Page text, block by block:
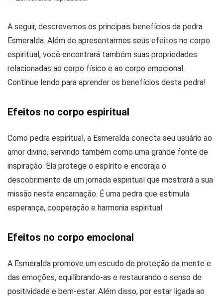
A seguir, descrevemos os principais benefícios da pedra
Esmeralda. Além de apresentarmos seus efeitos no corpo
espiritual, você encontrará também suas propriedades
relacionadas ao corpo físico e ao corpo emocional.
Continue lendo para aprender os benefícios desta pedra!
Efeitos no corpo espiritual
Como pedra espiritual, a Esmeralda conecta seu usuário ao
amor divino, servindo também como uma grande fonte de
inspiração. Ela protege o espírito e encoraja o
descobrimento de um jornada espiritual que mostrará a sua
missão nesta encarnação. É uma pedra que estimula
esperança, cooperação e harmonia espiritual.
Efeitos no corpo emocional
A Esmeralda promove um escudo de proteção da mente e
das emoções, equilibrando-as e restaurando o senso de
positividade e bem-estar. Além disso, por estar ligada ao